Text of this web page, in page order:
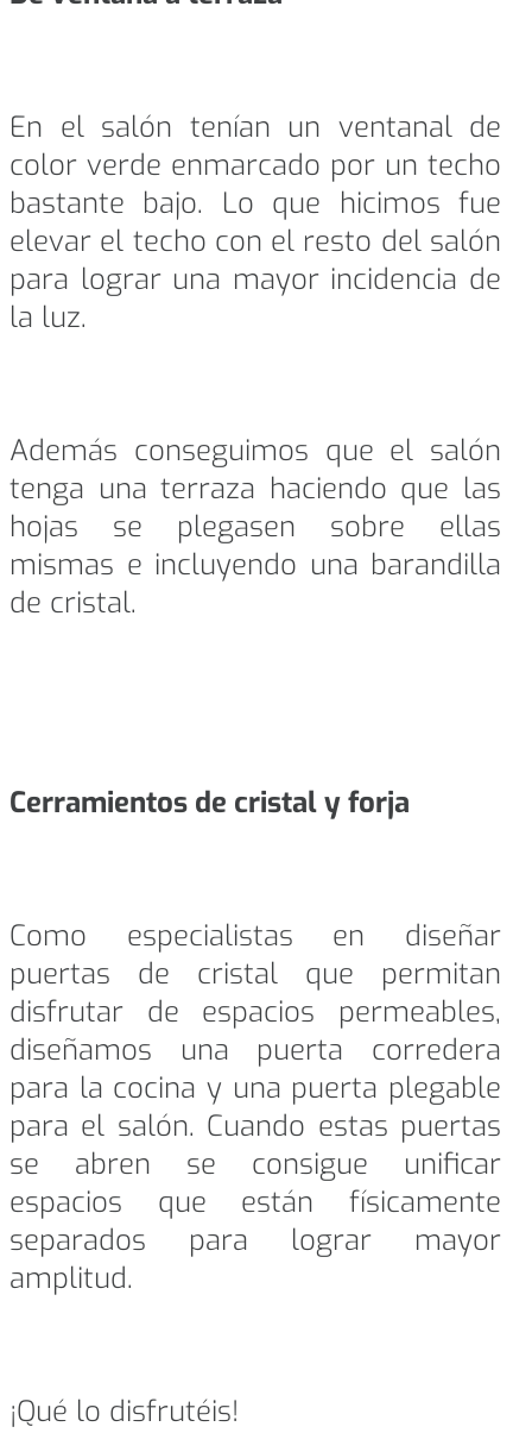
En el salón tenían un ventanal de
color verde enmarcado por un techo
bastante bajo. Lo que hicimos fue
elevar el techo con el resto del salón
para lograr una mayor incidencia de
la luz.
Además conseguimos que el salón
tenga una terraza haciendo que las
hojas se plegasen sobre ellas
mismas e incluyendo una barandilla
de cristal.
Cerramientos de cristal y forja
Como especialistas en diseñar
puertas de cristal que permitan
disfrutar de espacios permeables,
diseñamos una puerta corredera
para la cocina y una puerta plegable
para el salón. Cuando estas puertas
se abren se consigue unificar
espacios que están físicamente
separados para lograr mayor
amplitud.
¡Qué lo disfrutéis!